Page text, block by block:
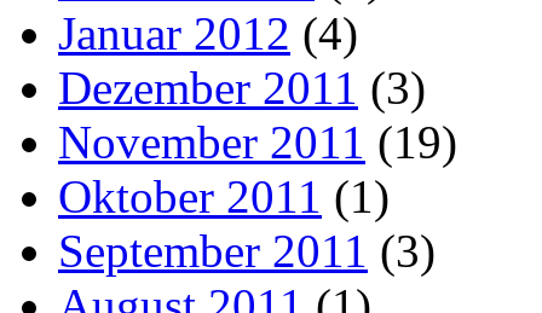
Januar 2012 (4)
Dezember 2011 (3)
November 2011 (19)
Oktober 2011 (1)
September 2011 (3)